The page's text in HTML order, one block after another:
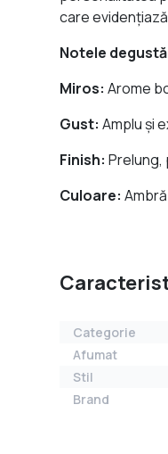
care
Notele
Miros:Arome
Gust: Amplu și
Finish:
Culoare:
Categorie
Afumat
Stil
Brand